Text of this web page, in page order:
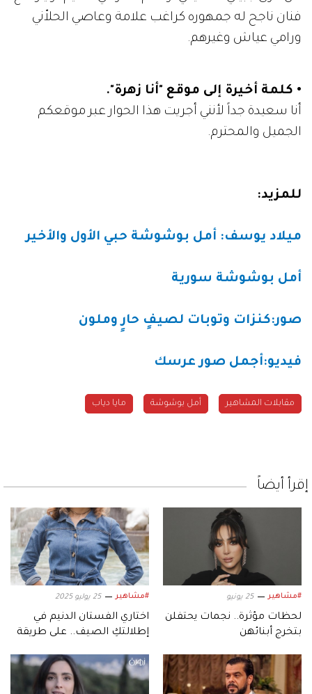
فنان ناجح له جمهوره كراغب علامة وعاصي الحلاّني
ورامي عياش وغيرهم.
• كلمة أخيرة إلى موقع "أنا زهرة".
أنا سعيدة جداً لأنني أجريت هذا الحوار عبر موقعكم
الجميل والمحترم.
للمزيد:
ميلاد يوسف: أمل بوشوشة حبي الأول والأخير
أمل بوشوشة سورية
صور:كنزات وتوبات لصيفٍ حارٍ وملون
فيديو:أجمل صور عرسك
مقابلات المشاهير أمل بوشوشة مايا دياب
إقرأ أيضاً
#مشاهير 25 يونيو
لحظات مؤثرة.. نجمات يحتفلن
بتخرج أبنائهن
#مشاهير 25 يوليو 2025
اختاري الفستان الدنيم في
إطلالتكِ الصيف.. على طريقة